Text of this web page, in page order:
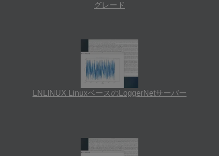
グレード
LNLINUX LinuxベースのLoggerNetサーバー